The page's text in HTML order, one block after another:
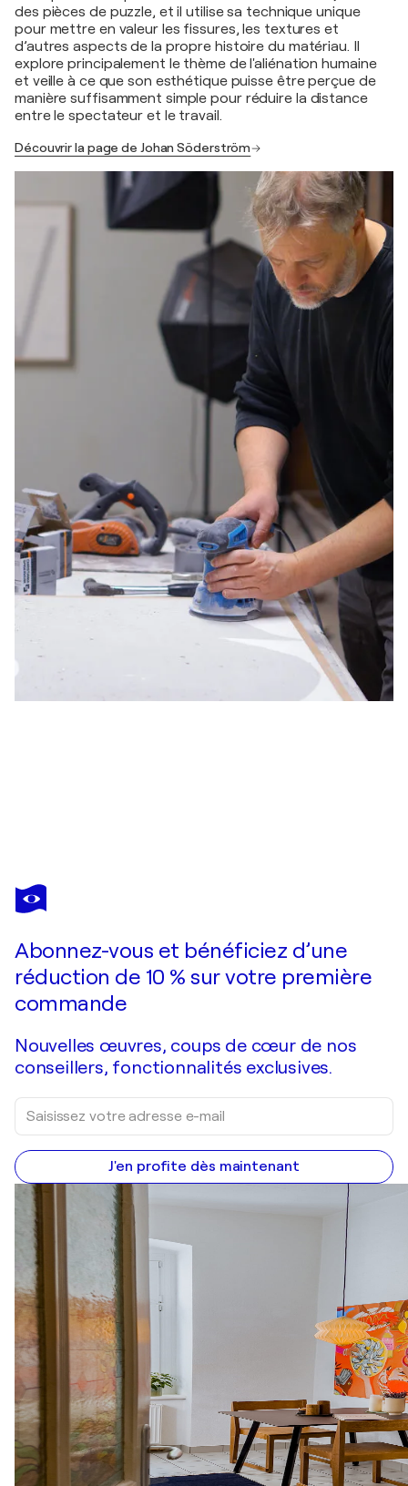
des pièces de puzzle, et il utilise sa technique unique
pour mettre en valeur les fissures, les textures et
d’autres aspects de la propre histoire du matériau. Il
explore principalement le thème de l'aliénation humaine
et veille à ce que son esthétique puisse être perçue de
manière suffisamment simple pour réduire la distance
entre le spectateur et le travail.
Découvrir la page de Johan Söderström
JOHAN SÖDERSTRÖM
#286 Membrane
Abonnez-vous et bénéficiez d’une
réduction de 10 % sur votre première
commande
Nouvelles œuvres, coups de cœur de nos
conseillers, fonctionnalités exclusives.
J'en profite dès maintenant